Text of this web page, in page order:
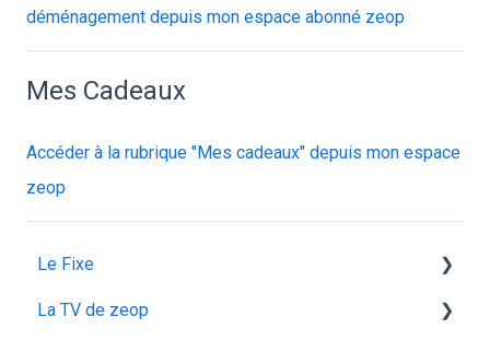
déménagement depuis mon espace abonné zeop
Mes Cadeaux
Accéder à la rubrique "Mes cadeaux" depuis mon espace
zeop
Le Fixe
Facturation
La TV de zeop